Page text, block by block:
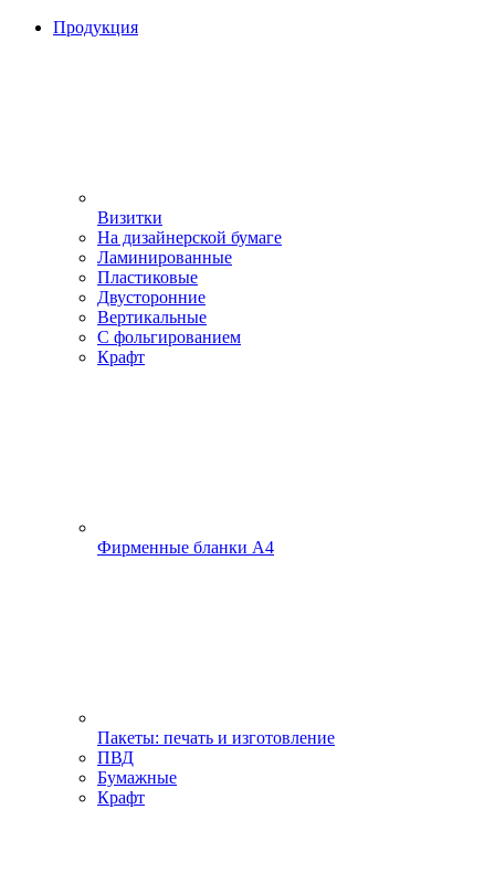
Продукция
Визитки
На дизайнерской бумаге
Ламинированные
Пластиковые
Двусторонние
Вертикальные
С фольгированием
Крафт
Фирменные бланки А4
Пакеты: печать и изготовление
ПВД
Бумажные
Крафт